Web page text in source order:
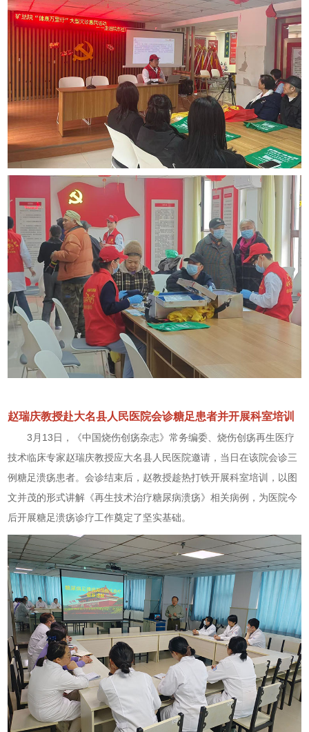
赵瑞庆教授赴大名县人民医院会诊糖足患者并开展科室培训
3月13日，《中国烧伤创疡杂志》常务编委、烧伤创疡再生医疗
技术临床专家赵瑞庆教授应大名县人民医院邀请，当日在该院会诊三
例糖足溃疡患者。会诊结束后，赵教授趁热打铁开展科室培训，以图
文并茂的形式讲解《再生技术治疗糖尿病溃疡》相关病例，为医院今
后开展糖足溃疡诊疗工作奠定了坚实基础。